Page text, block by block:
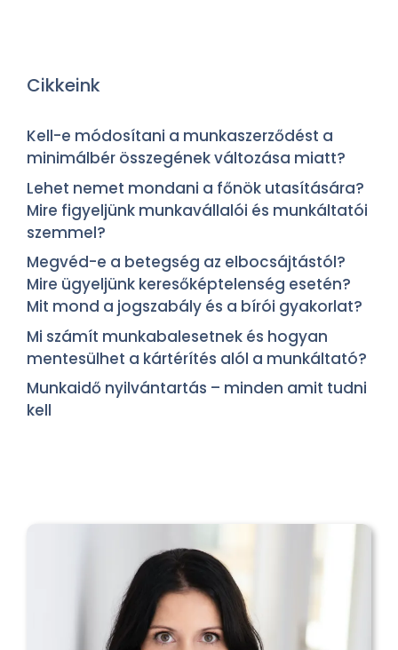
Cikkeink
Kell-e módosítani a munkaszerződést a
minimálbér összegének változása miatt?
Lehet nemet mondani a főnök utasítására?
Mire figyeljünk munkavállalói és munkáltatói
szemmel?
Megvéd-e a betegség az elbocsájtástól?
Mire ügyeljünk keresőképtelenség esetén?
Mit mond a jogszabály és a bírói gyakorlat?
Mi számít munkabalesetnek és hogyan
mentesülhet a kártérítés alól a munkáltató?
Munkaidő nyilvántartás – minden amit tudni
kell